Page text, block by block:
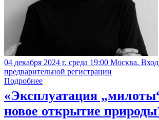
04 декабря 2024 г. среда 19:00 Москва.
предварительной регистрации
Подробнее
«Эксплуатация
новое открытие